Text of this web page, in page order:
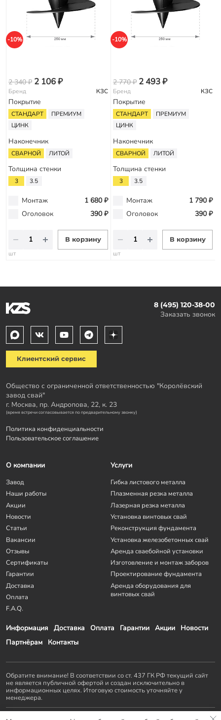
-10%
2 340 ₽ 2 106 ₽
Бренд КЗС
Покрытие
СТАНДАРТ
ПРЕМИУМ
ЦИНК
Наконечник
СВАРНОЙ ЛИТОЙ
Толщина стенки
3 3.5
Монтаж
1 680 ₽
Оголовок
390 ₽
В корзину
шт
-10%
2 770 ₽ 2 493 ₽
Бренд КЗС
Покрытие
СТАНДАРТ
ПРЕМИУМ
ЦИНК
Наконечник
СВАРНОЙ ЛИТОЙ
Толщина стенки
3 3.5
Монтаж
1 790 ₽
Оголовок
390 ₽
В корзину
шт
8 (495) 120-38-00
Заказать звонок
Клиентский сервис
Общество с ограниченной ответственностью "Королёвский
завод свай"
г. Москва, пр. Андропова, 22, к. 23
(время встречи согласовывается по предварительному звонку)
Политика конфиденциальности
Пользовательское соглашение
Информация Доставка Оплата Гарантии Акции
Новости
Партнёрам
Контакты
О компании
Завод
Наши работы
Акции
Новости
Статьи
Вакансии
Отзывы
Сертификаты
Гарантии
Доставка
Оплата
F.A.Q.
Услуги
Гибка листового металла
Плазменная резка металла
Лазерная резка металла
Установка винтовых свай
Реконструкция фундамента
Установка железобетонных свай
Аренда сваебойной установки
Изготовление и монтаж заборов
Проектирование фундамента
Аренда оборудования для
винтовых свай
Обратите внимание! В соответствии со ст. 437 ГК РФ текущий сайт
не является публичной офертой и создан исключительно в
информационных целях. Итоговую стоимость уточняйте у
менеджера.
Остальные проекты KZS GROUP